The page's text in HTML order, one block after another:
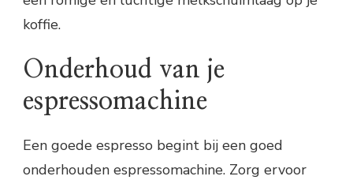
koffie.
Onderhoud van je
espressomachine
Een goede espresso begint bij een goed
onderhouden espressomachine. Zorg ervoor